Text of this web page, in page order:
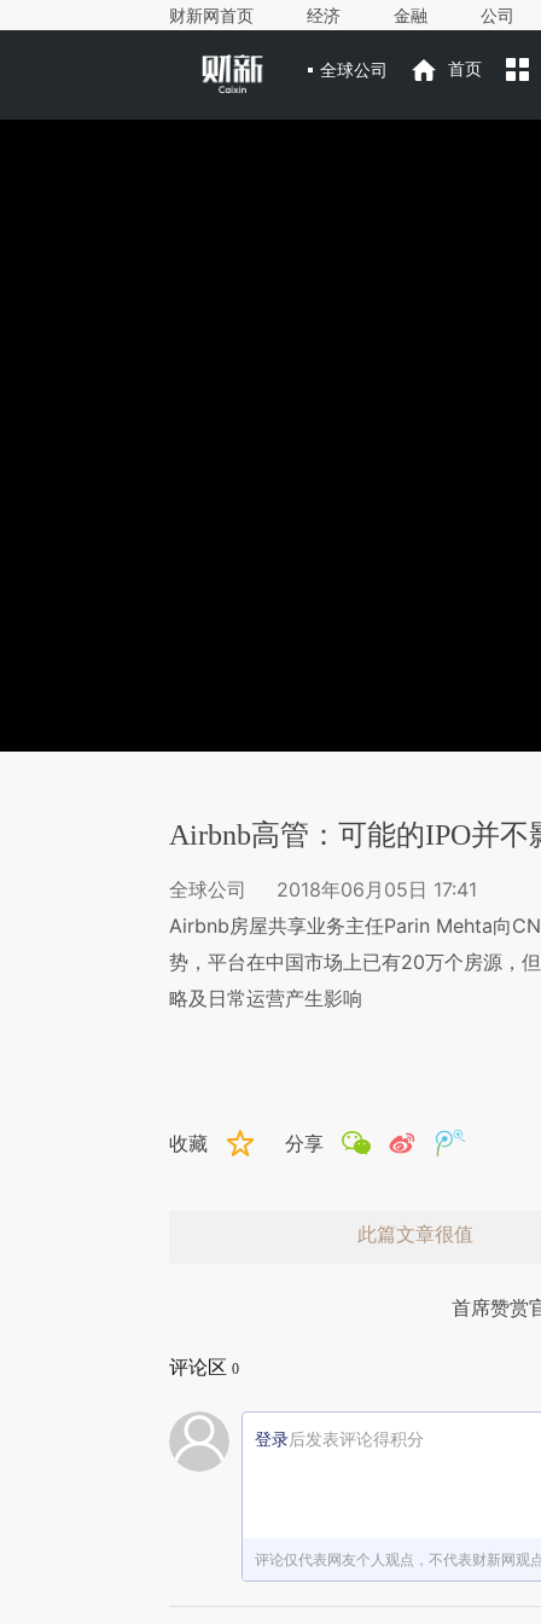
财新网首页 经济 金融 公司
全球公司 首页
Airbnb高管：可能的IPO并
全球公司
2018年06月05日 17:41
Airbnb房屋共享业务主任Parin Mehta向
势，平台在中国市场上已有20万个房源，
略及日常运营产生影响
收藏 分享
此篇文章很值
首席赞赏
评论区 0
登录后发表评论得积分
评论仅代表网友个人观点，不代表财新网观